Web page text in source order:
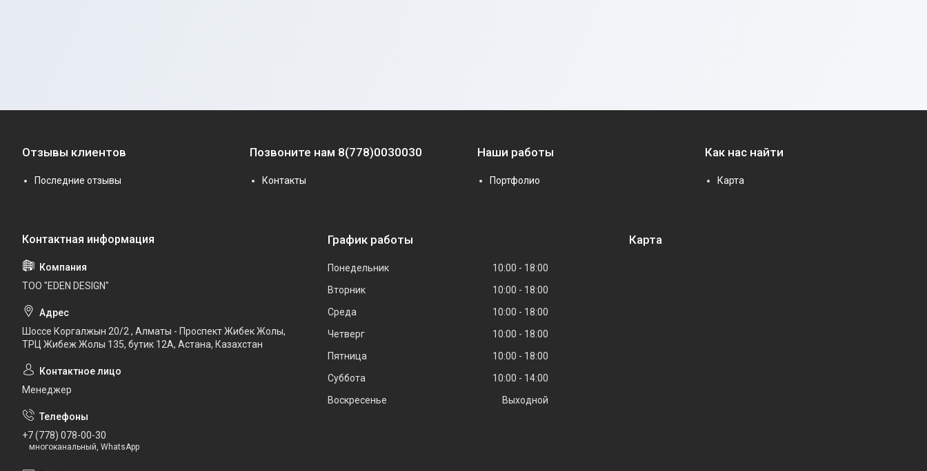
Отзывы клиентов
Последние отзывы
Позвоните нам 8(778)0030030
Контакты
Наши работы
Портфолио
Как нас найти
Карта
ТОО "EDEN DESIGN"
Шоссе Коргалжын 20/2 , Алматы - Проспект Жибек Жолы,
ТРЦ Жибеж Жолы 135, бутик 12А, Астана, Казахстан
Менеджер
+7 (778) 078-00-30
многоканальный, WhatsApp
График работы
Понедельник 10:00
18:00
Вторник
10:00
18:00
Среда
10:00
18:00
Четверг
10:00
18:00
Пятница
10:00
18:00
Суббота
10:00
14:00
Воскресенье
Выходной
Карта